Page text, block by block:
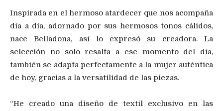
Inspirada en el hermoso atardecer que nos acompaña
día a día, adornado por sus hermosos tonos cálidos,
nace Belladona, así lo expresó su creadora. La
selección no solo resalta a ese momento del día,
también se adapta perfectamente a la mujer auténtica
de hoy, gracias a la versatilidad de las piezas.
“He creado una diseño de textil exclusivo en las